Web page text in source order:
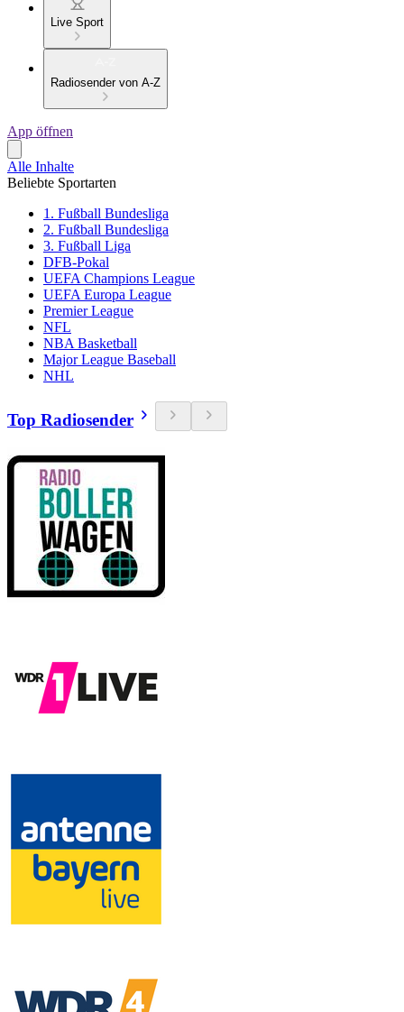
Live Sport
Radiosender von A-Z
App öffnen
Alle Inhalte
Beliebte Sportarten
1. Fußball Bundesliga
2. Fußball Bundesliga
3. Fußball Liga
DFB-Pokal
UEFA Champions League
UEFA Europa League
Premier League
NFL
NBA Basketball
Major League Baseball
NHL
Top Radiosender